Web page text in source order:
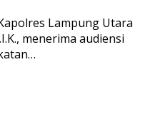
Lampung Utara
menerima audiensi